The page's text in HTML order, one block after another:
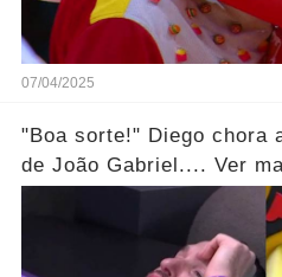
07/04/2025
"Boa sorte!" Diego chora
de João Gabriel.... Ver